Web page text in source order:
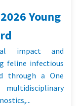
Young
impact and
feline infectious
through a One